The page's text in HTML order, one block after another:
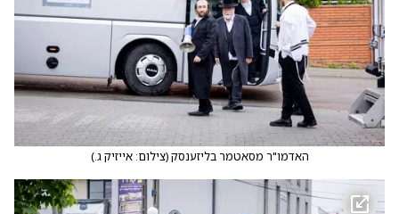
האדמו"ר מסאטמר בליזענסק(צילום: אייזיק ג.)